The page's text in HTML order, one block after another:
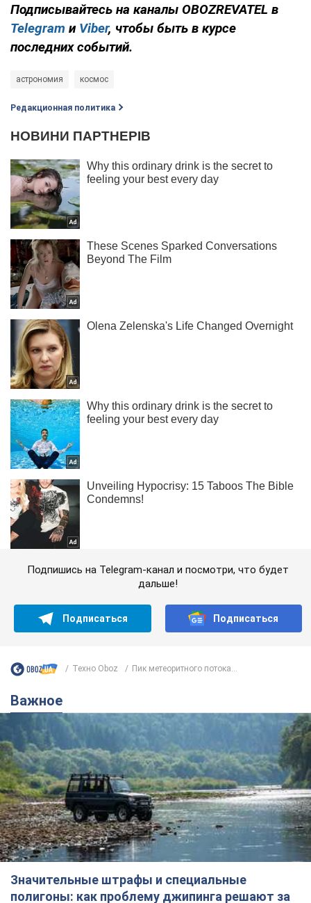
Подписывайтесь на каналы OBOZREVATEL в
Telegram и Viber, чтобы быть в курсе
последних событий.
астрономия космос
Редакционная политика
Подпишись на Telegram-канал и посмотри, что будет
дальше!
Подписаться Подписаться
Техно Oboz Пик метеоритного потока...
Важное
Значительные штрафы и специальные
полигоны: как проблему джипинга решают за